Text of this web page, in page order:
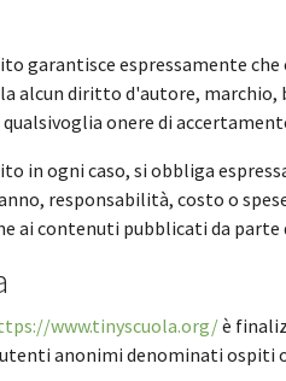
garantisce espressamente
alcun diritto d'autore,
onere di
in ogni caso, si obbliga
responsabilità, costo o
ai contenuti pubblicati da
www.tinyscuola.org/è
anonimi denominati ospiti